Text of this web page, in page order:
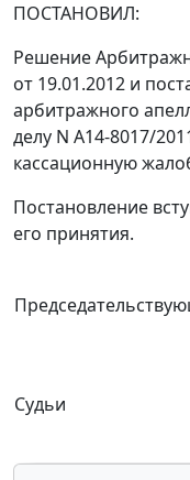
ПОСТАНОВИЛ:
Решение
от 19.01.2012 и
арбитражного
делу N А14-8017/
кассационную
Постановление
его принятия.
Судьи